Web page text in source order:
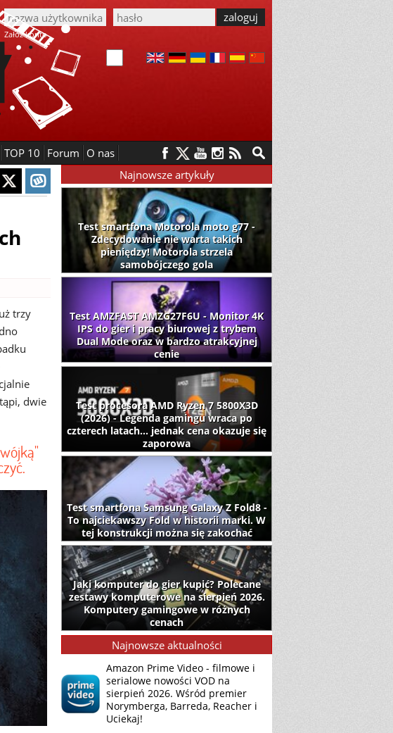
Załóż konto
TOP 10 Forum O nas
trzy
dwie
Najnowsze artykuły
Test smartfona Motorola moto g77 -
Zdecydowanie nie warta takich
pieniędzy! Motorola strzela
samobójczego gola
Test AMZFAST AMZG27F6U - Monitor 4K
IPS do gier i pracy biurowej z trybem
Dual Mode oraz w bardzo atrakcyjnej
cenie
Test procesora AMD Ryzen 7 5800X3D
(2026) - Legenda gamingu wraca po
czterech latach... jednak cena okazuje się
zaporowa
Test smartfona Samsung Galaxy Z Fold8 -
To najciekawszy Fold w historii marki. W
tej konstrukcji można się zakochać
Jaki komputer do gier kupić? Polecane
zestawy komputerowe na sierpień 2026.
Komputery gamingowe w różnych
cenach
Najnowsze aktualności
Amazon Prime Video - filmowe i
serialowe nowości VOD na
sierpień 2026. Wśród premier
Norymberga, Barreda, Reacher i
Uciekaj!